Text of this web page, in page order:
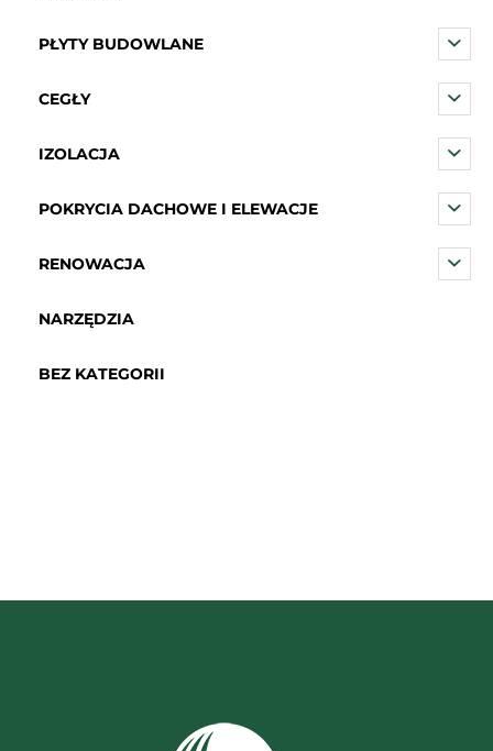
PŁYTY BUDOWLANE
CEGŁY
IZOLACJA
POKRYCIA DACHOWE I ELEWACJE
RENOWACJA
NARZĘDZIA
BEZ KATEGORII